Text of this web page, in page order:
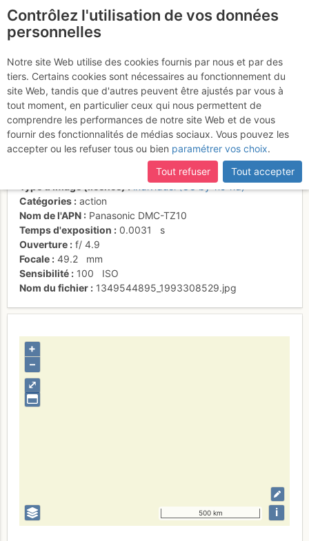
certaines pages ne sont plus accessibles, manquantes ou
incomplètes, déconnectez-vous puis reconnectez-vous à votre
compte sur le site.
PH a la recherche de
l'ombre dans L8
Activités
Date/heure
individuel (CC by-nc-nd)
Catégories
action
Nom de l'APN
Panasonic DMC-TZ10
Temps d'exposition
0.0031
s
Ouverture
f/ 4.9
Focale
49.2
mm
Sensibilité
100
ISO
Nom du fichier
1349544895_1993308529.jpg
⤢
+
–
500 km i
Contrôlez l'utilisation de vos données
personnelles
Notre site Web utilise des cookies fournis par nous et par des
tiers. Certains cookies sont nécessaires au fonctionnement du
site Web, tandis que d'autres peuvent être ajustés par vous à
tout moment, en particulier ceux qui nous permettent de
comprendre les performances de notre site Web et de vous
fournir des fonctionnalités de médias sociaux. Vous pouvez les
accepter ou les refuser tous ou bien paramétrer vos choix.
Tout refuser
Tout accepter